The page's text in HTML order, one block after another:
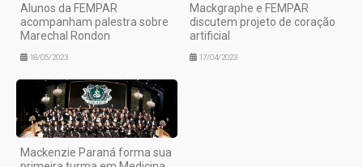
Alunos da FEMPAR
acompanham palestra sobre
Marechal Rondon
18/05/2023
Mackgraphe e FEMPAR
discutem projeto de coração
artificial
17/04/2023
Mackenzie Paraná forma sua